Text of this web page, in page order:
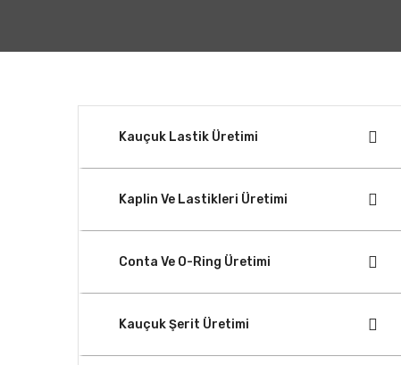
Kauçuk Lastik Üretimi
Kaplin Ve Lastikleri Üretimi
Conta Ve O-Ring Üretimi
Kauçuk Şerit Üretimi